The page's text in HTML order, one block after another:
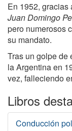
En 1952, gracias
Juan Domingo
pero numerosos
su mandato.
Tras un golpe de
la Argentina en
vez, falleciendo
Libros
Conducción